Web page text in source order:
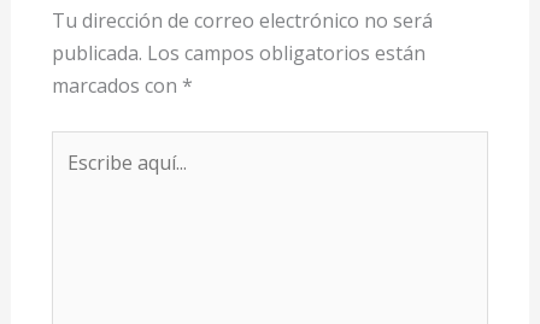
Tu dirección de correo electrónico no será
publicada. Los campos obligatorios están
marcados con *
aquí...